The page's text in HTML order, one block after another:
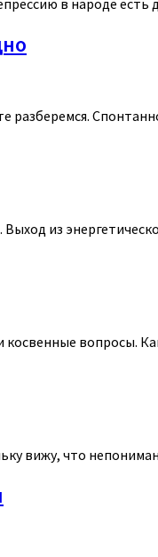
разберемся.
из
вопросы.
вижу, что